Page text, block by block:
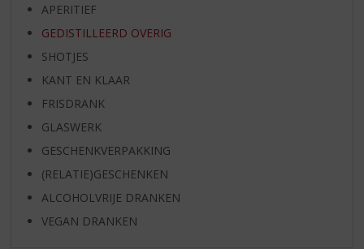
APERITIEF
GEDISTILLEERD OVERIG
SHOTJES
KANT EN KLAAR
FRISDRANK
GLASWERK
GESCHENKVERPAKKING
(RELATIE)GESCHENKEN
ALCOHOLVRIJE DRANKEN
VEGAN DRANKEN